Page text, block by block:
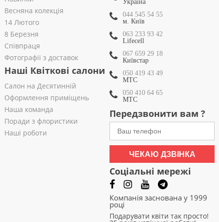
Весняна колекція
14 Лютого
8 Березня
Співпраця
Фотографії з доставок
Наші Квіткові салони
Салон на Десятинній
Оформлення приміщень
Наша команда
Поради з флористики
Наші роботи
Україна
044 545 54 55
м. Київ
063 233 93 42
Lifecell
067 659 29 18
Київстар
050 419 43 49
МТС
050 410 64 65
МТС
Передзвонити вам ?
ЧЕКАЮ ДЗВІНКА
Соціальні мережі
Компанія заснована у 1999
році
Подарувати квіти так просто!